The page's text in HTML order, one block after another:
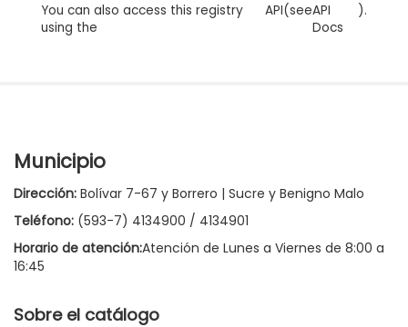
You can also access this registry
using the
API(seeAPI
Docs
).
Municipio
Dirección: Bolívar 7-67 y Borrero | Sucre y Benigno Malo
Teléfono: (593-7) 4134900 / 4134901
Horario de atención:Atención de Lunes a Viernes de 8:00 a
16:45
Sobre el catálogo